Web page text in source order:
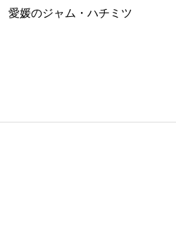
愛媛のジャム・ハチミツ